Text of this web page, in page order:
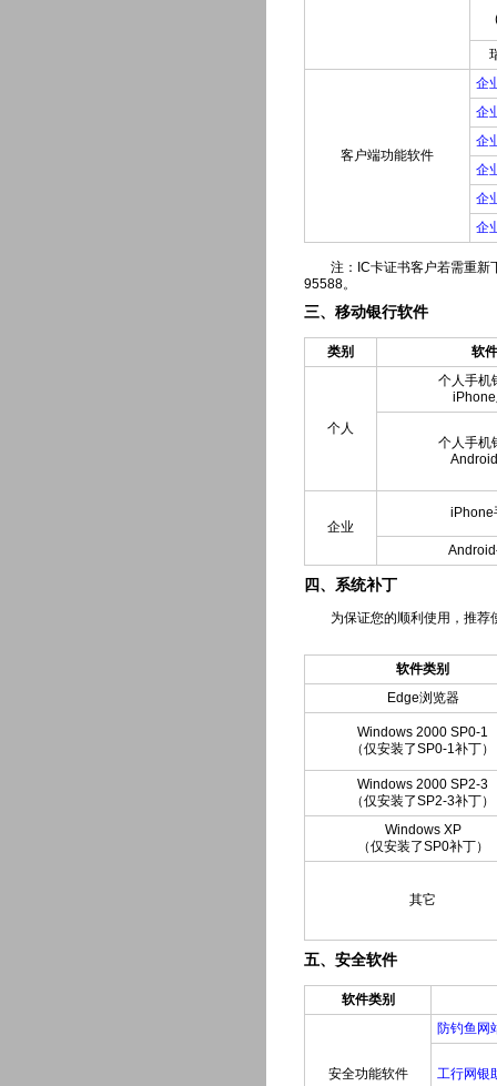
客户端功能软件
企
企
企
企
企
企
注：IC卡证书客户若需重新下
95588。
三、移动银行软件
类别 软
个人
个人手机
个人手机
企业
iPhone
四、系统补丁
为保证您的顺利使用，推荐
软件类别
Edge浏览器
Windows 2000 SP0-1
（仅安装了SP0-1补丁）
Windows 2000 SP2-3
（仅安装了SP2-3补丁）
Windows XP
（仅安装了SP0补丁）
其它
五、安全软件
软件类别
安全功能软件
防钓鱼网
工行网银